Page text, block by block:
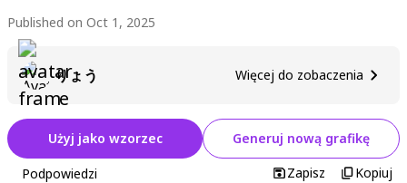
Published on Oct 1, 2025
りょう Więcej do zobaczenia
Użyj jako wzorzec Generuj nową grafikę
Podpowiedzi Zapisz Kopiuj